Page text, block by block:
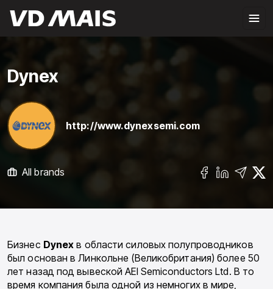
Dynex
http://www.dynexsemi.com
All brands
Бизнес Dynex в области силовых полупроводников
был основан в Линкольне (Великобритания) более 50
лет назад под вывеской AEI Semiconductors Ltd. В то
время компания была одной из немногих в мире,